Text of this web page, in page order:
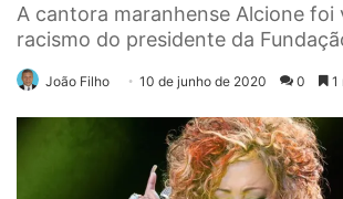
A cantora maranhense Alcione foi
racismo do presidente da
João Filho 10 de junho de 2020 0 1